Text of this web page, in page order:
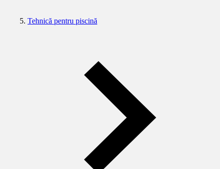
Tehnică pentru piscină